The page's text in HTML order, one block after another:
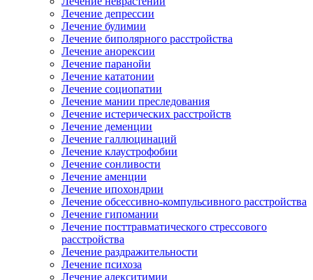
Лечение депрессии
Лечение булимии
Лечение биполярного расстройства
Лечение анорексии
Лечение паранойи
Лечение кататонии
Лечение социопатии
Лечение мании преследования
Лечение истерических расстройств
Лечение деменции
Лечение галлюцинаций
Лечение клаустрофобии
Лечение сонливости
Лечение аменции
Лечение ипохондрии
Лечение обсессивно-компульсивного расстройства
Лечение гипомании
Лечение посттравматического стрессового
расстройства
Лечение раздражительности
Лечение психоза
Лечение алекситимии